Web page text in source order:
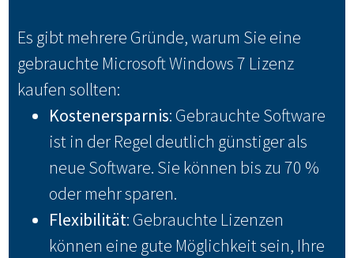
Es gibt mehrere Gründe, warum Sie eine
gebrauchte Microsoft Windows 7 Lizenz
kaufen sollten:
Kostenersparnis: Gebrauchte Software
ist in der Regel deutlich günstiger als
neue Software. Sie können bis zu 70 %
oder mehr sparen.
Flexibilität: Gebrauchte Lizenzen
können eine gute Möglichkeit sein, Ihre